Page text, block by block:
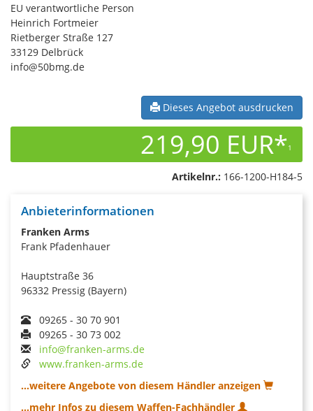
EU verantwortliche Person
Heinrich Fortmeier
Rietberger Straße 127
33129 Delbrück
info@50bmg.de
Dieses Angebot ausdrucken
219,90 EUR*1
Artikelnr.: 166-1200-H184-5
Anbieterinformationen
Franken Arms
Frank Pfadenhauer
Hauptstraße 36
96332 Pressig (Bayern)
09265 - 30 70 901
09265 - 30 73 002
info@franken-arms.de
www.franken-arms.de
...weitere Angebote von diesem Händler anzeigen
...mehr Infos zu diesem Waffen-Fachhändler